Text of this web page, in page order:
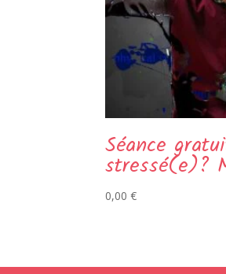
Séance
stressé(e)?
0,00€